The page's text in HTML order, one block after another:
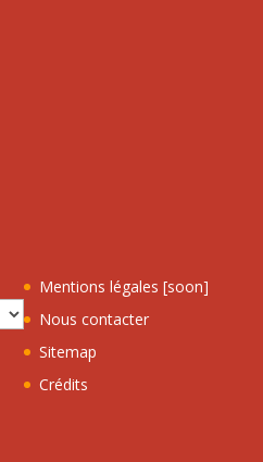
Mentions légales [soon]
Nous contacter
Sitemap
Crédits